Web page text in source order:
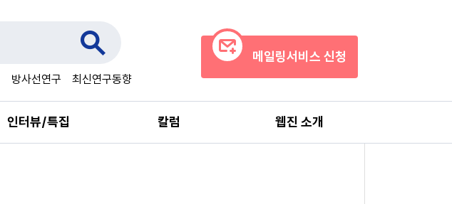
방사선연구 최신연구동향
메일링서비스 신청
인터뷰/특집 칼럼 웹진 소개